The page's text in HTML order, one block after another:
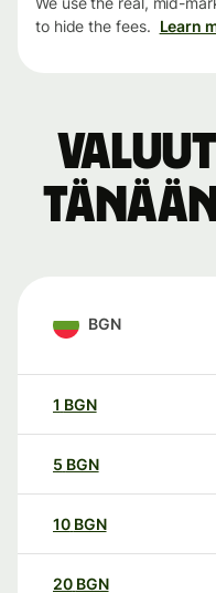
to hide the fees. Learn
tänään:
BGN
1 BGN
5 BGN
10 BGN
20 BGN